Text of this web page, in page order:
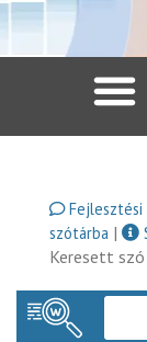
Fejlesztési
szótárba |
Keresett szó